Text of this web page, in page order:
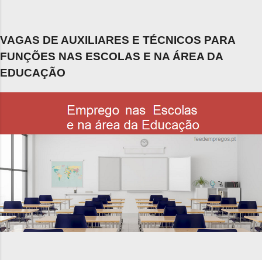
VAGAS DE AUXILIARES E TÉCNICOS PARA
FUNÇÕES NAS ESCOLAS E NA ÁREA DA
EDUCAÇÃO